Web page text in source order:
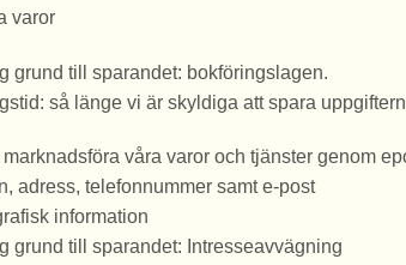
varor
grund till sparandet: bokföringslagen.
så länge vi är skyldiga att spara
marknadsföra våra varor och tjänster genom
adress, telefonnummer samt e-post
information
grund till sparandet: Intresseavvägning